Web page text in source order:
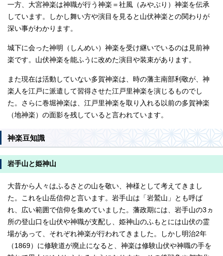
一方、大宮神楽は神職が行う神楽＝社風（みやぶり）神楽を伝承
しています。しかし舞い方や演目を見ると山伏神楽との関わりが
深い事がわかります。
城下に会った神明（しんめい）神楽を受け継いでいるのは見前神
楽です。山伏神楽を能ふうに改めた演目や装束があります。
また現在は活動していない多賀神楽は、時の藩主南部利敬が、神
楽人を江戸に派遣して習得させた江戸里神楽を演じるものでし
た。さらに巻堀神楽は、江戸里神楽を取り入れる以前の多賀神楽
（地神楽）の面影を残していると言われています。
神楽豆知識
岩手山と姫神山
大昔から人々はふるさとの山を敬い、神様として考えてきまし
た。これを山岳信仰と言います。岩手山は「岩鷲山」とも呼ば
れ、広い範囲で信仰を集めていました。藩政期には、岩手山の3ヵ
所の登山口を山伏や神職が支配し、姫神山のふもとには山伏の霊
場があって、それぞれ神楽が行われてきました。しかし明治2年
（1869）に修験道が廃止になると、神楽は修験山伏や神職の手を